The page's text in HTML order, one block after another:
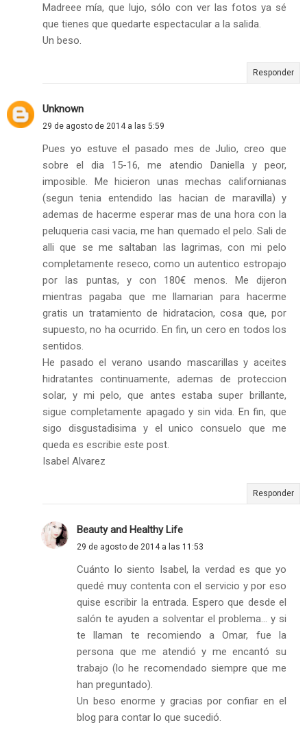
Madreee mía, que lujo, sólo con ver las fotos ya sé
que tienes que quedarte espectacular a la salida.
Un beso.
Responder
Unknown
29 de agosto de 2014 a las 5:59
Pues yo estuve el pasado mes de Julio, creo que
sobre el dia 15-16, me atendio Daniella y peor,
imposible. Me hicieron unas mechas californianas
(segun tenia entendido las hacian de maravilla) y
ademas de hacerme esperar mas de una hora con la
peluqueria casi vacia, me han quemado el pelo. Sali de
alli que se me saltaban las lagrimas, con mi pelo
completamente reseco, como un autentico estropajo
por las puntas, y con 180€ menos. Me dijeron
mientras pagaba que me llamarian para hacerme
gratis un tratamiento de hidratacion, cosa que, por
supuesto, no ha ocurrido. En fin, un cero en todos los
sentidos.
He pasado el verano usando mascarillas y aceites
hidratantes continuamente, ademas de proteccion
solar, y mi pelo, que antes estaba super brillante,
sigue completamente apagado y sin vida. En fin, que
sigo disgustadisima y el unico consuelo que me
queda es escribie este post.
Isabel Alvarez
Responder
Beauty and Healthy Life
29 de agosto de 2014 a las 11:53
Cuánto lo siento Isabel, la verdad es que yo
quedé muy contenta con el servicio y por eso
quise escribir la entrada. Espero que desde el
salón te ayuden a solventar el problema... y si
te llaman te recomiendo a Omar, fue la
persona que me atendió y me encantó su
trabajo (lo he recomendado siempre que me
han preguntado).
Un beso enorme y gracias por confiar en el
blog para contar lo que sucedió.